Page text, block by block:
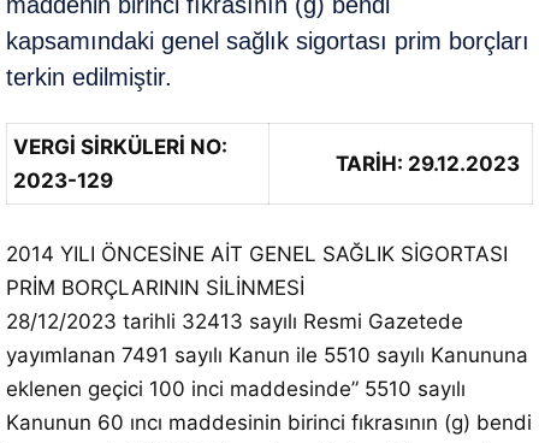
kapsamındaki genel sağlık sigortası prim borçları
terkin edilmiştir.
VERGİ SİRKÜLERİ NO:
2023-129
TARİH: 29.12.2023
2014 YILI ÖNCESİNE AİT GENEL SAĞLIK SİGORTASI
PRİM BORÇLARININ SİLİNMESİ
28/12/2023 tarihli 32413 sayılı Resmi Gazetede
yayımlanan 7491 sayılı Kanun ile 5510 sayılı Kanununa
eklenen geçici 100 inci maddesinde” 5510 sayılı
Kanunun 60 ıncı maddesinin birinci fıkrasının (g) bendi